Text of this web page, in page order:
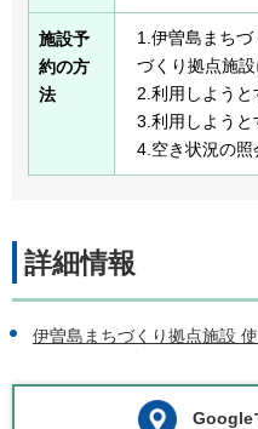
施設予
約の方
法
1.伊曽島まち
づくり拠点施
2.利用しよう
3.利用しよう
4.空き状況の
詳細情報
伊曽島まちづくり拠点施設
Google